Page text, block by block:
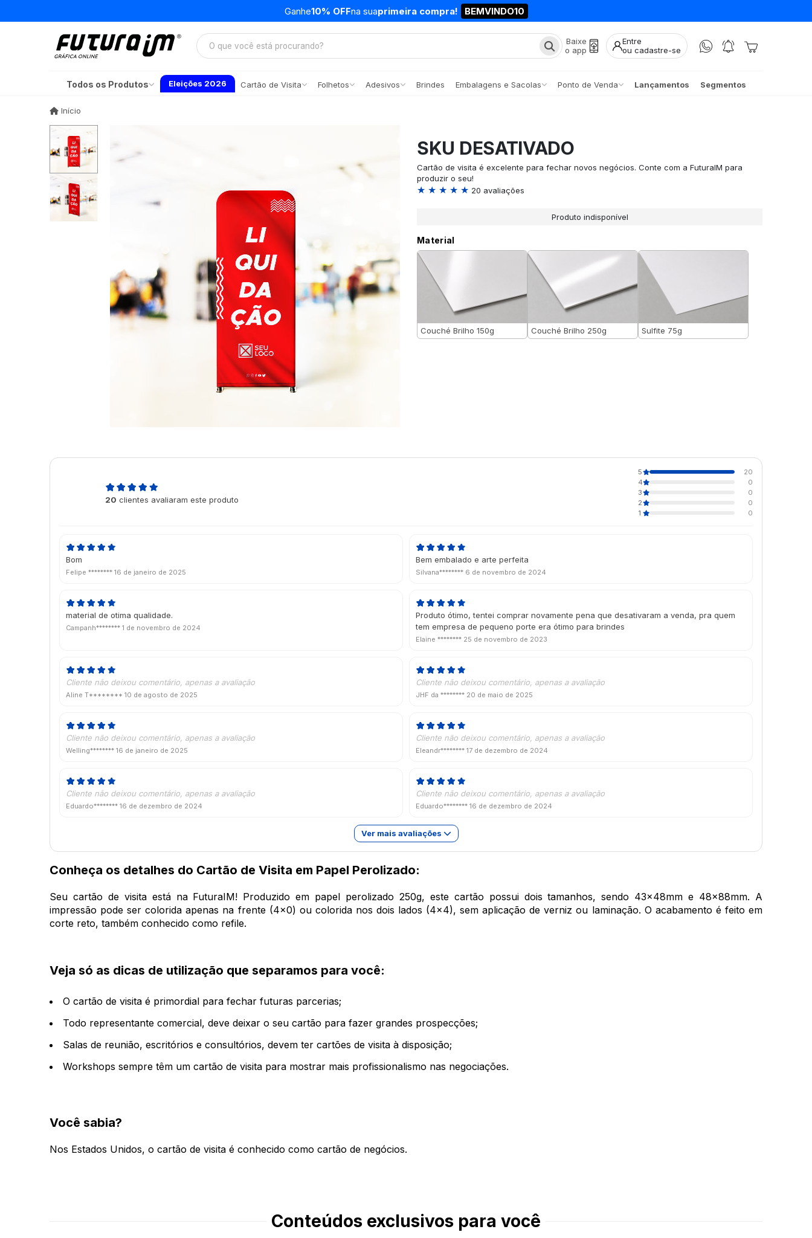
Ganhe10% OFFna suaprimeira compra! BEMVINDO10
Baixe
o app
Entre
ou cadastre-se
Todos os Produtos Eleições 2026 Cartão de Visita Folhetos Adesivos Brindes Embalagens e Sacolas Ponto de Venda Lançamentos Segmentos
Início
SKU DESATIVADO
Cartão de visita é excelente para fechar novos negócios. Conte com a FuturaIM para
produzir o seu!
★ ★ ★ ★ ★ 20 avaliações
Produto indisponível
Material
Couché Brilho 150g Couché Brilho 250g Sulfite 75g
20 clientes avaliaram este produto
5
20
4
0
3
0
2
0
1
0
Bom
Felipe ******** 16 de janeiro de 2025
Bem embalado e arte perfeita
Silvana******** 6 de novembro de 2024
material de otima qualidade.
Campanh******** 1 de novembro de 2024
Produto ótimo, tentei comprar novamente pena que desativaram a venda, pra quem
tem empresa de pequeno porte era ótimo para brindes
Elaine ******** 25 de novembro de 2023
Cliente não deixou comentário, apenas a avaliação
Aline T******** 10 de agosto de 2025
Cliente não deixou comentário, apenas a avaliação
JHF da ******** 20 de maio de 2025
Cliente não deixou comentário, apenas a avaliação
Welling******** 16 de janeiro de 2025
Cliente não deixou comentário, apenas a avaliação
Eleandr******** 17 de dezembro de 2024
Cliente não deixou comentário, apenas a avaliação
Eduardo******** 16 de dezembro de 2024
Cliente não deixou comentário, apenas a avaliação
Eduardo******** 16 de dezembro de 2024
Ver mais avaliações
Conheça os detalhes do Cartão de Visita em Papel Perolizado:
Seu cartão de visita está na FuturaIM! Produzido em papel perolizado 250g, este cartão possui dois tamanhos, sendo 43x48mm e 48x88mm. A
impressão pode ser colorida apenas na frente (4x0) ou colorida nos dois lados (4x4), sem aplicação de verniz ou laminação. O acabamento é feito em
corte reto, também conhecido como refile.
Veja só as dicas de utilização que separamos para você:
O cartão de visita é primordial para fechar futuras parcerias;
Todo representante comercial, deve deixar o seu cartão para fazer grandes prospecções;
Salas de reunião, escritórios e consultórios, devem ter cartões de visita à disposição;
Workshops sempre têm um cartão de visita para mostrar mais profissionalismo nas negociações.
Você sabia?
Nos Estados Unidos, o cartão de visita é conhecido como cartão de negócios.
Conteúdos exclusivos para você